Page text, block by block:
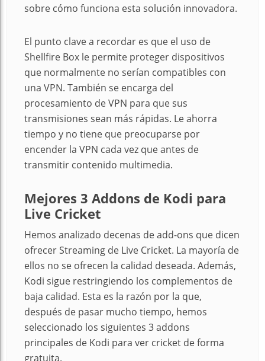
sobre cómo funciona esta solución innovadora.
El punto clave a recordar es que el uso de
Shellfire Box le permite proteger dispositivos
que normalmente no serían compatibles con
una VPN. También se encarga del
procesamiento de VPN para que sus
transmisiones sean más rápidas. Le ahorra
tiempo y no tiene que preocuparse por
encender la VPN cada vez que antes de
transmitir contenido multimedia.
Mejores 3 Addons de Kodi para
Live Cricket
Hemos analizado decenas de add-ons que dicen
ofrecer Streaming de Live Cricket. La mayoría de
ellos no se ofrecen la calidad deseada. Además,
Kodi sigue restringiendo los complementos de
baja calidad. Esta es la razón por la que,
después de pasar mucho tiempo, hemos
seleccionado los siguientes 3 addons
principales de Kodi para ver cricket de forma
gratuita.